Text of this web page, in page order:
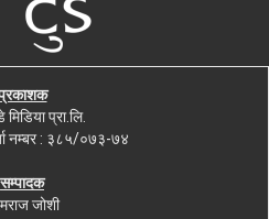
प्रा.लि.
नम्बर : ३८५/०७३-७४
सम्पादक
जोशी